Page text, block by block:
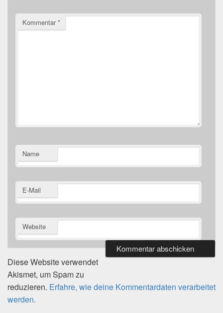
Kommentar*
Name
E-Mail
Website
Diese Website verwendet
Akismet, um Spam zu
reduzieren. Erfahre, wie deine Kommentardaten verarbeitet
werden.